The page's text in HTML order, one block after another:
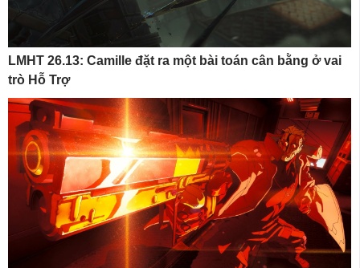
LMHT 26.13: Camille đặt ra một bài toán cân bằng ở vai
trò Hỗ Trợ